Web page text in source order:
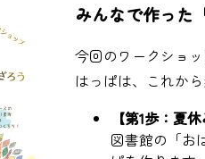
みんなで作った
今回のワークショ
はっぱは、これか
【第1歩：夏
図書館の「お